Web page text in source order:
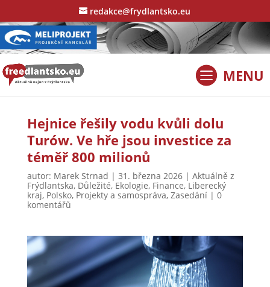
redakce@frydlantsko.eu
Hejnice řešily vodu kvůli dolu
Turów. Ve hře jsou investice za
téměř 800 milionů
autor: Marek Strnad | 31. března 2026| Aktuálně z
Frýdlantska, Důležité, Ekologie, Finance, Liberecký
kraj, Polsko, Projekty a samospráva, Zasedání| 0
komentářů